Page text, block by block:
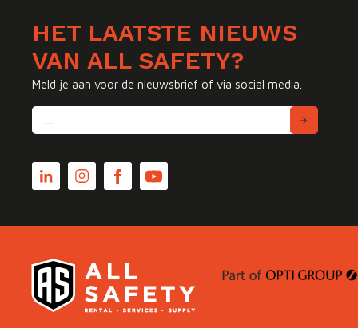
HET LAATSTE NIEUWS
VAN ALL SAFETY?
Meld je aan voor de nieuwsbrief of via social media.